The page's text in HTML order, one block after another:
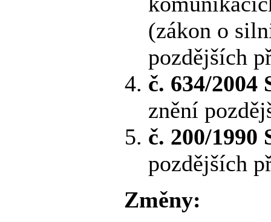
(zákon o
pozdějších
č. 634/2004
znění
č. 200/1990
pozdějších
Změny: